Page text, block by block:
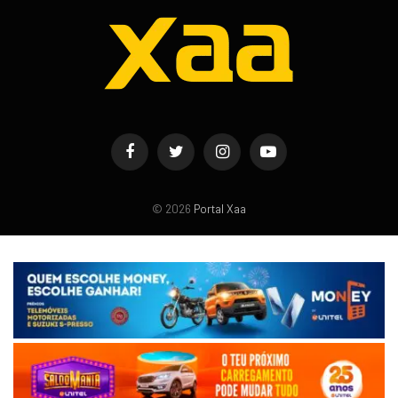
FacebookTwitter InstagramYouTube
© 2026 Portal Xaa